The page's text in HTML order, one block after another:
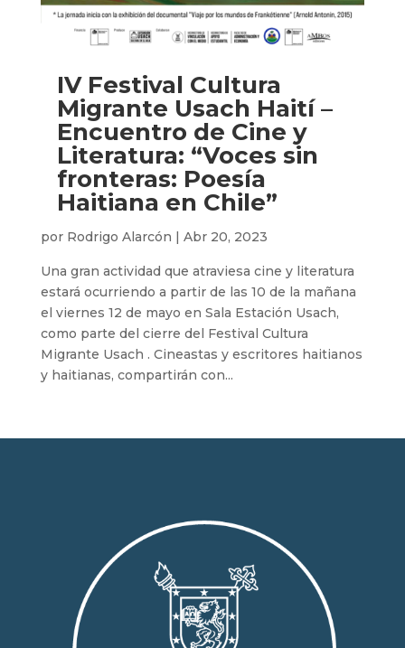
IV Festival Cultura
Migrante Usach Haití –
Encuentro de Cine y
Literatura: “Voces sin
fronteras: Poesía
Haitiana en Chile”
por Rodrigo Alarcón | Abr 20, 2023
Una gran actividad que atraviesa cine y literatura
estará ocurriendo a partir de las 10 de la mañana
el viernes 12 de mayo en Sala Estación Usach,
como parte del cierre del Festival Cultura
Migrante Usach . Cineastas y escritores haitianos
y haitianas, compartirán con...